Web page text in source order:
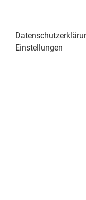
Einstellungen